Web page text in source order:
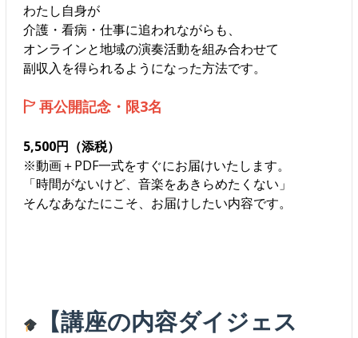
わたし自身が
介護・看病・仕事に追われながらも、
オンラインと地域の演奏活動を組み合わせて
副収入を得られるようになった方法です。
🏱 再公開記念・限3名
5,500円（添税）
※動画＋PDF一式をすぐにお届けいたします。
「時間がないけど、音楽をあきらめたくない」
そんなあなたにこそ、お届けしたい内容です。
【講座の内容ダイジェス